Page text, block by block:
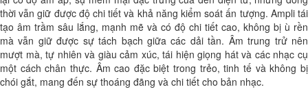
thời vẫn giữ được độ chi tiết và khả năng kiểm soát ấn tượng. Ampli tái
tạo âm trầm sâu lắng, mạnh mẽ và có độ chi tiết cao, không bị ù rền
mà vẫn giữ được sự tách bạch giữa các dải tần. Âm trung trử nên
mượt mà, tự nhiên và giàu cảm xúc, tái hiện giọng hát và các nhạc cụ
một cách chân thực. Âm cao đặc biệt trong trẻo, tinh tế và không bị
chói gắt, mang đến sự thoáng đãng và chi tiết cho bản nhạc.